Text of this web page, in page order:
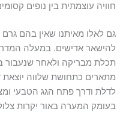
חוויה עוצמתית בין נופים
גם לאלו מאיתנו שאין בהם
להישאר אדישים. במעלה
תכלת מבריקה ולאחר שנעבור
מתארים כתחושת שלווה
לדלת ודרך פתח הגג הטבעי
בעומק המערה באור יקרות